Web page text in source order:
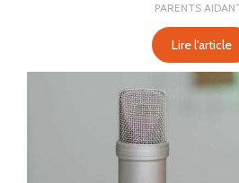
PARENTS
Lire l'article